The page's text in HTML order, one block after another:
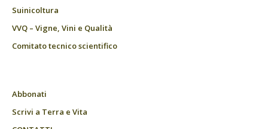
Suinicoltura
VVQ – Vigne, Vini e Qualità
Comitato tecnico scientifico
Abbonati
Scrivi a Terra e Vita